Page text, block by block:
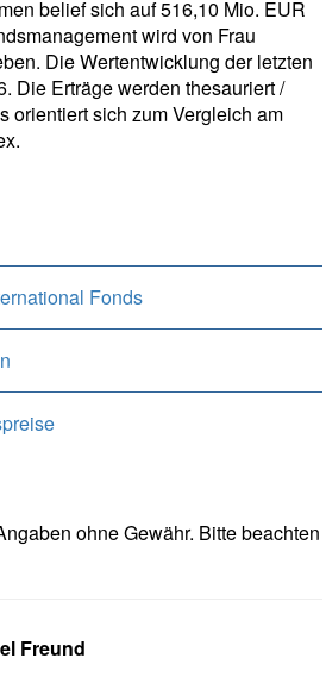
belief sich auf 516,10 Mio. EUR
wird von Frau
Die Wertentwicklung der letzten
Die Erträge werden thesauriert /
orientiert sich zum Vergleich am
Fonds
ohne Gewähr. Bitte beachten
Freund